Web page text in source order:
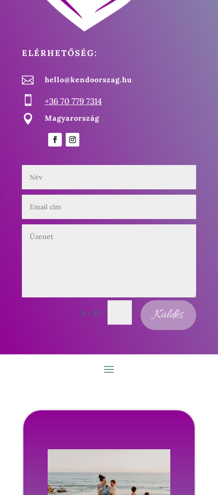
ELÉRHETŐSÉG:
 hello@kendoorszag.hu
 +36 70 779 7314
 Magyarország
5 + 11 = Küldés